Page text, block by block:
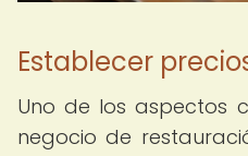
Establecer
Uno de los aspectos
negocio de